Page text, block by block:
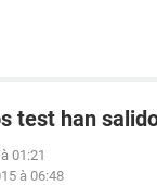
test han
01:21
à 06:48